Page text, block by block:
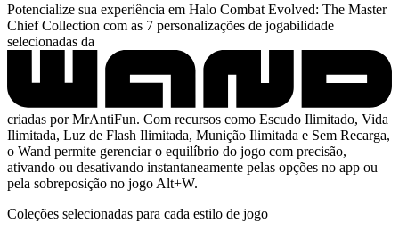
Potencialize sua experiência em Halo Combat Evolved: The Master
Chief Collection com as 7 personalizações de jogabilidade
selecionadas da
criadas por MrAntiFun. Com recursos como Escudo Ilimitado, Vida
Ilimitada, Luz de Flash Ilimitada, Munição Ilimitada e Sem Recarga,
o Wand permite gerenciar o equilíbrio do jogo com precisão,
ativando ou desativando instantaneamente pelas opções no app ou
pela sobreposição no jogo Alt+W.
Coleções selecionadas para cada estilo de jogo